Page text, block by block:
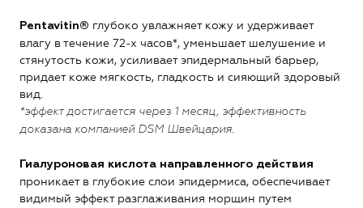
Pentavitin® глубоко увлажняет кожу и удерживает
влагу в течение 72-х часов*, уменьшает шелушение и
стянутость кожи, усиливает эпидермальный барьер,
придает коже мягкость, гладкость и сияющий здоровый
вид.
*эффект достигается через 1 месяц, эффективность
доказана компанией DSM Швейцария.
Гиалуроновая кислота направленного действия
проникает в глубокие слои эпидермиса, обеспечивает
видимый эффект разглаживания морщин путем